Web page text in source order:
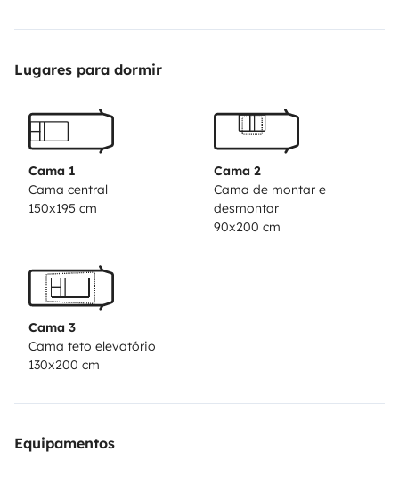
de baño.
Párking gratuito exterior para dejar el
previa.Congelador y nevera de gran
capacidad.
Explicación sobre el funcionamiento
vaya sobre ruedas.
Seguridad de alquilar con una
empresa que lleva años en el sector.Traslado y
recogida en aeropuertos de Vigo, O Porto y Santiago,
bajo petición y con cargo adicional.
Lugares para dormir
Cama 1
Cama central
150x195 cm
Cama 2
Cama de montar e
desmontar
90x200 cm
Cama 3
Cama teto elevatório
130x200 cm
Equipamentos